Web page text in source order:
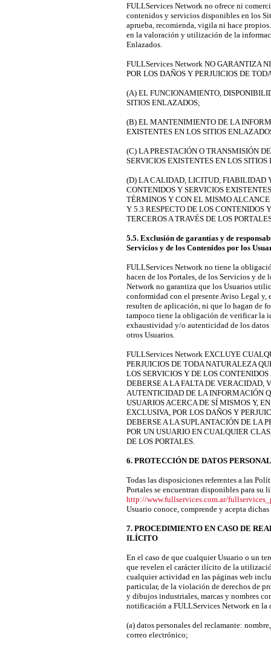
FULLServices Network no ofrece ni
contenidos y servicios disponibles en los
aprueba, recomienda, vigila ni hace
en la valoración y utilización de la
Enlazados.
FULLServices Network NO GARANTIZA
POR LOS DAÑOS Y PERJUICIOS DE
(A) EL FUNCIONAMIENTO,
SITIOS ENLAZADOS;
(B) EL MANTENIMIENTO DE LA
EXISTENTES EN LOS SITIOS
(C) LA PRESTACIÓN O TRANSMISIÓN
SERVICIOS EXISTENTES EN LOS
(D) LA CALIDAD, LICITUD, FIABILIDAD
CONTENIDOS Y SERVICIOS
TÉRMINOS Y CON EL MISMO
Y 5.3 RESPECTO DE LOS CONTENIDOS
TERCEROS A TRAVÉS DE LOS
5.5. Exclusión de garantías y de
Servicios y de los Contenidos por los
FULLServices Network no tiene la
hacen de los Portales, de los Servicios y
Network no garantiza que los Usuarios
conformidad con el presente Aviso Legal y,
resulten de aplicación, ni que lo hagan de
tampoco tiene la obligación de verificar la
exhaustividad y/o autenticidad de los
otros Usuarios.
FULLServices Network EXCLUYE
PERJUICIOS DE TODA NATURALEZA
LOS SERVICIOS Y DE LOS
DEBERSE A LA FALTA DE VERACIDAD,
AUTENTICIDAD DE LA INFORMACIÓN
USUARIOS ACERCA DE SÍ MISMOS Y,
EXCLUSIVA, POR LOS DAÑOS Y
DEBERSE A LA SUPLANTACIÓN DE LA
POR UN USUARIO EN CUALQUIER
DE LOS PORTALES.
6. PROTECCIÓN DE DATOS
Todas las disposiciones referentes a las
Portales se encuentran disponibles para su
http://www.fullservices.com.ar/
Usuario conoce, comprende y acepta
7. PROCEDIMIENTO EN CASO DE
ILÍCITO
En el caso de que cualquier Usuario o un
que revelen el carácter ilícito de la
cualquier actividad en las páginas web
particular, de la violación de derechos de
y dibujos industriales, marcas y nombres
notificación a FULLServices Network en la
(a) datos personales del reclamante:
correo electrónico;